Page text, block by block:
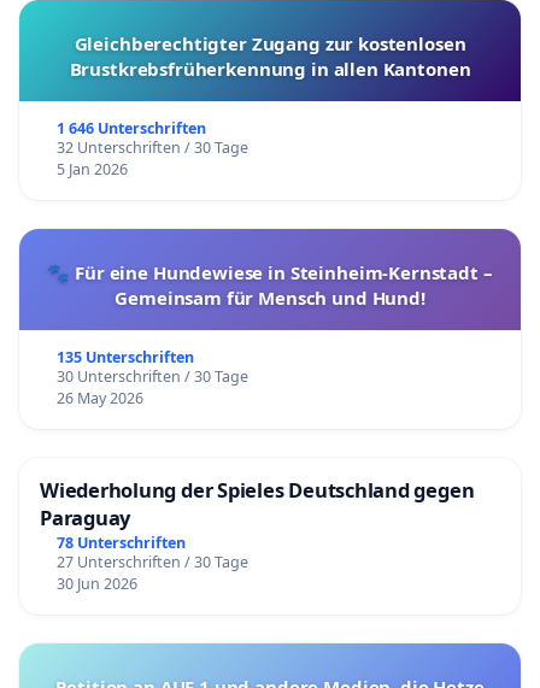
Gleichberechtigter Zugang zur kostenlosen
Brustkrebsfrüherkennung in allen Kantonen
1 646 Unterschriften
32 Unterschriften / 30 Tage
5 Jan 2026
🐾 Für eine Hundewiese in Steinheim-Kernstadt –
Gemeinsam für Mensch und Hund!
135 Unterschriften
30 Unterschriften / 30 Tage
26 May 2026
Wiederholung der Spieles Deutschland gegen
Paraguay
78 Unterschriften
27 Unterschriften / 30 Tage
30 Jun 2026